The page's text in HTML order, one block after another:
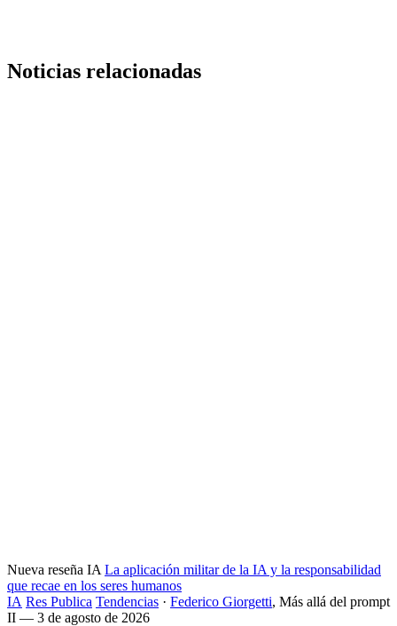
Noticias relacionadas
Nueva reseña IA La aplicación militar de la IA y la responsabilidad
que recae en los seres humanos
IA Res Publica Tendencias · Federico Giorgetti, Más allá del prompt
II — 3 de agosto de 2026